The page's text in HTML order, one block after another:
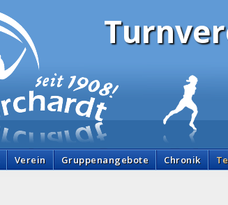
Verein Gruppenangebote Chronik